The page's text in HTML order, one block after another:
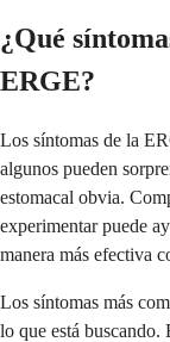
¿Qué
ERGE?
Los síntomas de la
algunos pueden
estomacal obvia.
experimentar puede
manera más efectiva
Los síntomas más
lo que está buscando.